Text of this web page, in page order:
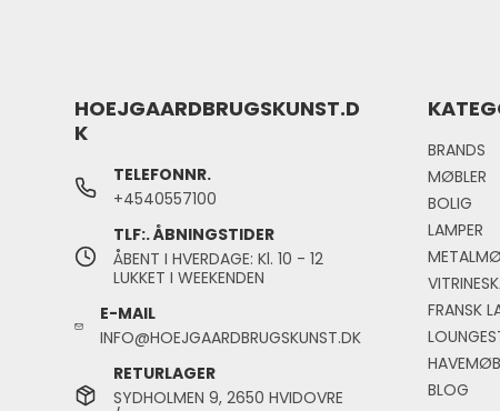
HOEJGAARDBRUGSKUNST.D
K
TELEFONNR.
+4540557100
TLF:. ÅBNINGSTIDER
ÅBENT I HVERDAGE: Kl. 10 - 12
LUKKET I WEEKENDEN
E-MAIL
INFO@HOEJGAARDBRUGSKUNST.DK
RETURLAGER
SYDHOLMEN 9, 2650 HVIDOVRE
BRANDS
MØBLER
BOLIG
LAMPER
FRANSK
BLOG